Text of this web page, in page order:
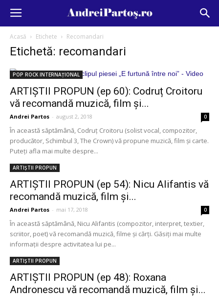
Acasă Etichete Recomandari
Etichetă: recomandari
POP ROCK INTERNAȚIONAL
ARTIȘTII PROPUN (ep 60): Codruț Croitoru
vă recomandă muzică, film și...
Andrei Partos - august 2, 2018 0
În această săptămână, Codruț Croitoru (solist vocal, compozitor,
producător, Schimbul 3, The Crown) vă propune muzică, film și carte.
Puteți afla mai multe despre...
ARTIȘTII PROPUN
ARTIȘTII PROPUN (ep 54): Nicu Alifantis vă
recomandă muzică, film și...
Andrei Partos - mai 17, 2018 0
În această săptămână, Nicu Alifantis (compozitor, interpret, textier,
scriitor, poet) vă recomandă muzică, filme și cărți. Găsiți mai multe
informații despre activitatea lui pe...
ARTIȘTII PROPUN
ARTIȘTII PROPUN (ep 48): Roxana
Andronescu vă recomandă muzică, film și...